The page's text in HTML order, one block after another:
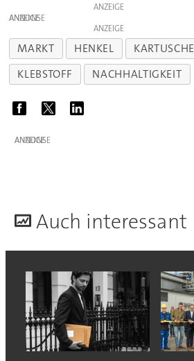
ANZEIGE
ANZEIGE
ANZEIGE
MARKT HENKEL KARTUSCHE
KLEBSTOFF
NACHHALTIGKEIT
ANZEIGE
Auch interessant